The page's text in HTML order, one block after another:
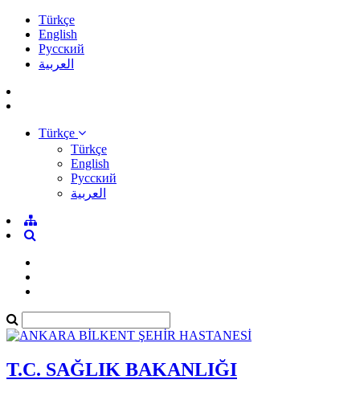
Türkçe
English
Pусский
العربية
Türkçe
Türkçe
English
Pусский
العربية
T.C. SAĞLIK BAKANLIĞI